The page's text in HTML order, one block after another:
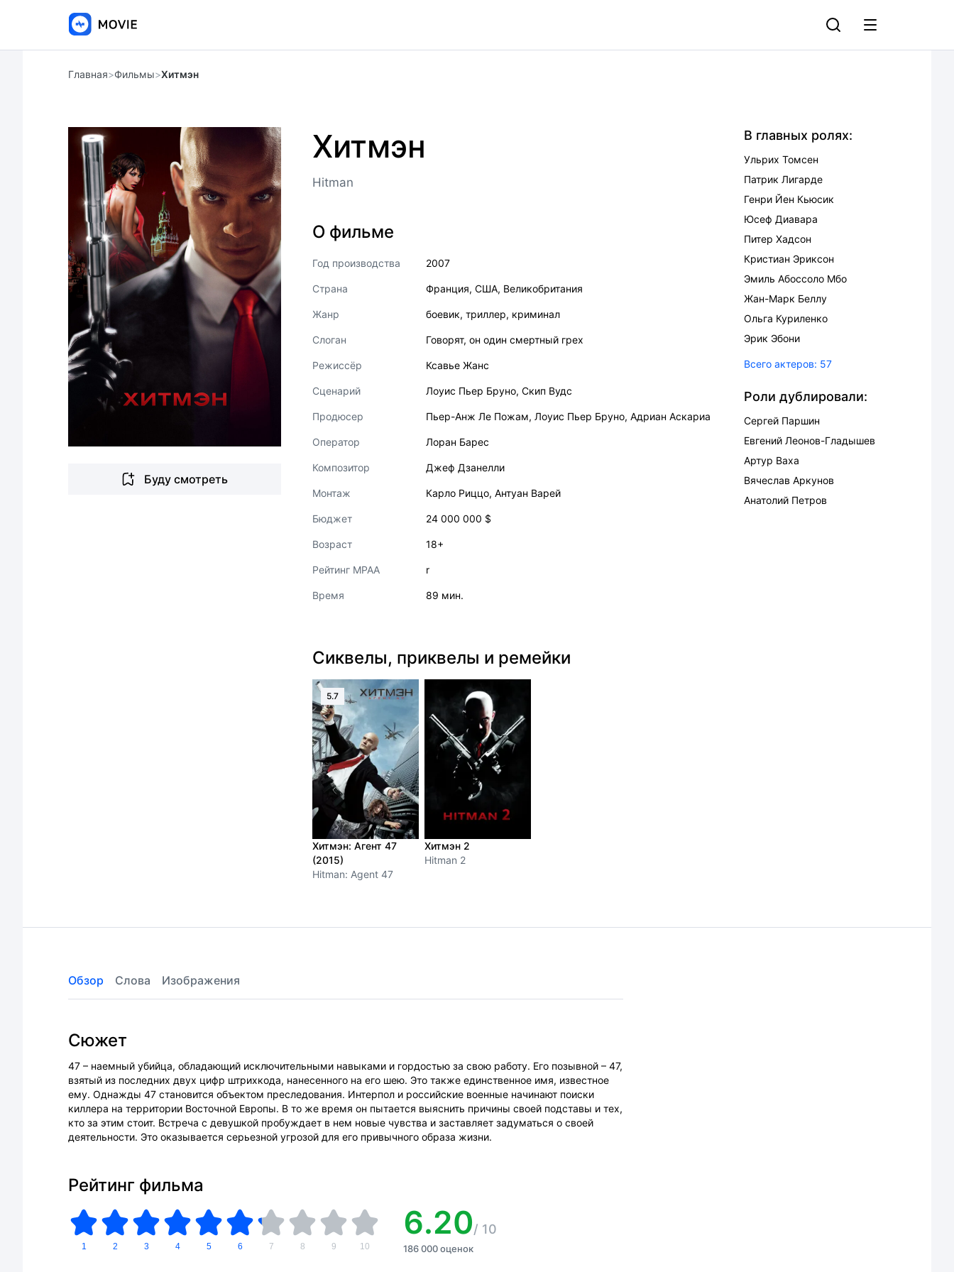
Главная>Фильмы>Хитмэн
Буду смотреть
Хитмэн
Hitman
О фильме
Год производства 2007
Страна Франция, США, Великобритания
Жанр боевик, триллер, криминал
Слоган Говорят, он один смертный грех
Режиссёр Ксавье Жанс
Сценарий Лоуис Пьер Бруно, Скип Вудс
Продюсер Пьер-Анж Ле Пожам, Лоуис Пьер Бруно, Адриан Аскариа
Оператор Лоран Барес
Композитор Джеф Дзанелли
Монтаж Карло Риццо, Антуан Варей
Бюджет 24 000 000 $
Возраст 18+
Рейтинг MPAA r
Время 89 мин.
В главных ролях:
Ульрих Томсен
Патрик Лигарде
Генри Йен Кьюсик
Юсеф Диавара
Питер Хадсон
Кристиан Эриксон
Эмиль Абоссоло Мбо
Жан-Марк Беллу
Ольга Куриленко
Эрик Эбони
Всего актеров: 57
Роли дублировали:
Сергей Паршин
Евгений Леонов-Гладышев
Артур Ваха
Вячеслав Аркунов
Анатолий Петров
Сиквелы, приквелы и ремейки
5.7
Хитмэн: Агент 47
(2015)
Hitman: Agent 47
Хитмэн 2
Hitman 2
Обзор Слова Изображения
Сюжет
47 – наемный убийца, обладающий исключительными навыками и гордостью за свою работу. Его позывной – 47,
взятый из последних двух цифр штрихкода, нанесенного на его шею. Это также единственное имя, известное
ему. Однажды 47 становится объектом преследования. Интерпол и российские военные начинают поиски
киллера на территории Восточной Европы. В то же время он пытается выяснить причины своей подставы и тех,
кто за этим стоит. Встреча с девушкой пробуждает в нем новые чувства и заставляет задуматься о своей
деятельности. Это оказывается серьезной угрозой для его привычного образа жизни.
Рейтинг фильма
1 2 3 4 5 6 7 8 9 10
6.20/ 10
186 000 оценок